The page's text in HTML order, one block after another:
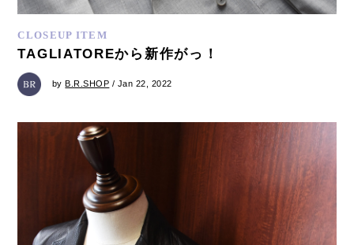
CLOSEUP ITEM
TAGLIATOREから新作がっ！
byB.R.SHOP / Jan 22, 2022